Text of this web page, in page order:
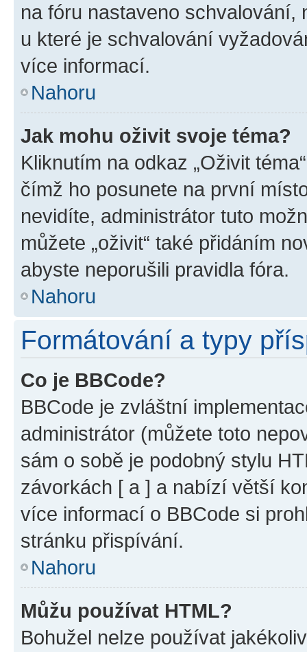
na fóru nastaveno schvalování,
u které je schvalování
více informací.
Nahoru
Jak mohu oživit svoje téma?
Kliknutím na odkaz „Oživit
čímž ho posunete na první
nevidíte, administrátor tuto
můžete „oživit“ také přidáním
abyste neporušili pravidla fóra.
Nahoru
Formátování a typy
Co je BBCode?
BBCode je zvláštní
administrátor (můžete toto
sám o sobě je podobný stylu
závorkách [ a ] a nabízí větší
více informací o BBCode si
stránku přispívání.
Nahoru
Můžu používat HTML?
Bohužel nelze používat